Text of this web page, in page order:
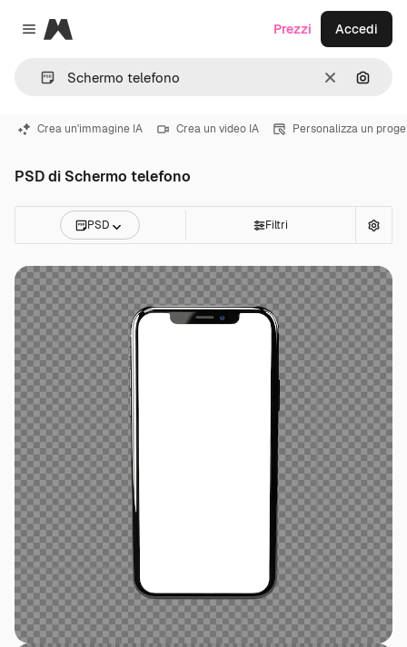
Close menu
Magnific
CancellaCerca
Prezzi Accedi
Crea un'immagine IA Crea un video IA Personalizza un
PSD di Schermo telefono
PSD Filtri